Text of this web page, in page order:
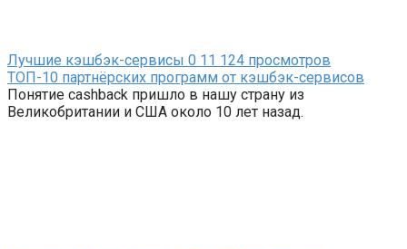
Лучшие кэшбэк-сервисы 0 11 124 просмотров
ТОП-10 партнёрских программ от кэшбэк-сервисов
Понятие cashback пришло в нашу страну из
Великобритании и США около 10 лет назад.